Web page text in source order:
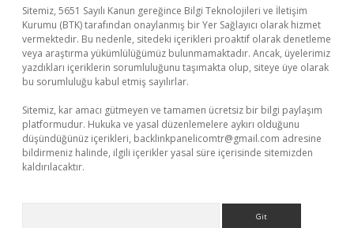
Sitemiz, 5651 Sayılı Kanun gereğince Bilgi Teknolojileri ve İletişim
Kurumu (BTK) tarafından onaylanmış bir Yer Sağlayıcı olarak hizmet
vermektedir. Bu nedenle, sitedeki içerikleri proaktif olarak denetleme
veya araştırma yükümlülüğümüz bulunmamaktadır. Ancak, üyelerimiz
yazdıkları içeriklerin sorumluluğunu taşımakta olup, siteye üye olarak
bu sorumluluğu kabul etmiş sayılırlar.
Sitemiz, kar amacı gütmeyen ve tamamen ücretsiz bir bilgi paylaşım
platformudur. Hukuka ve yasal düzenlemelere aykırı olduğunu
düşündüğünüz içerikleri, backlinkpanelicomtr@gmail.com adresine
bildirmeniz halinde, ilgili içerikler yasal süre içerisinde sitemizden
kaldırılacaktır.